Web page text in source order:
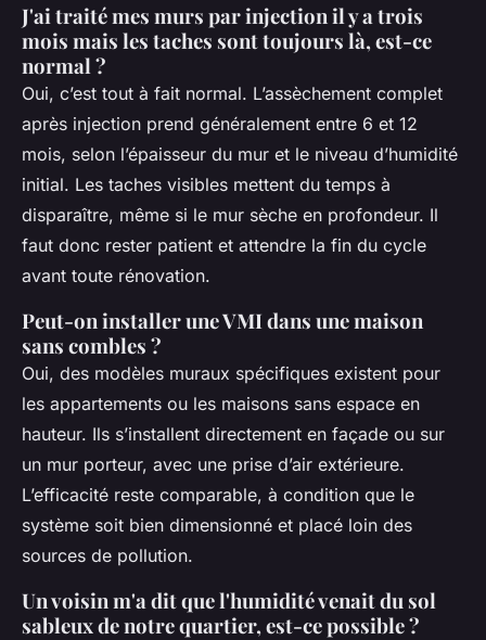
J'ai traité mes murs par injection il y a trois
mois mais les taches sont toujours là, est-ce
normal ?
Oui, c’est tout à fait normal. L’assèchement complet
après injection prend généralement entre 6 et 12
mois, selon l’épaisseur du mur et le niveau d’humidité
initial. Les taches visibles mettent du temps à
disparaître, même si le mur sèche en profondeur. Il
faut donc rester patient et attendre la fin du cycle
avant toute rénovation.
Peut-on installer une VMI dans une maison
sans combles ?
Oui, des modèles muraux spécifiques existent pour
les appartements ou les maisons sans espace en
hauteur. Ils s’installent directement en façade ou sur
un mur porteur, avec une prise d’air extérieure.
L’efficacité reste comparable, à condition que le
système soit bien dimensionné et placé loin des
sources de pollution.
Un voisin m'a dit que l'humidité venait du sol
sableux de notre quartier, est-ce possible ?